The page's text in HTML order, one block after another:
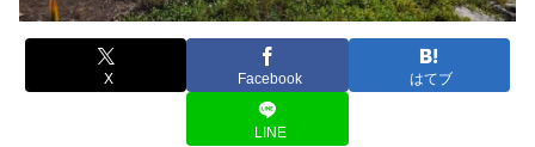
X Facebook はてブ
LINE